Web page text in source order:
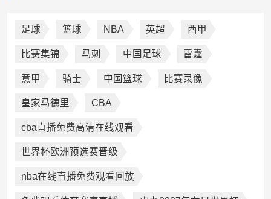
足球 篮球 NBA 英超 西甲
比赛集锦 马刺 中国足球 雷霆
意甲 骑士 中国篮球 比赛录像
皇家马德里 CBA
cba直播免费高清在线观看
世界杯欧洲预选赛晋级
nba在线直播免费观看回放